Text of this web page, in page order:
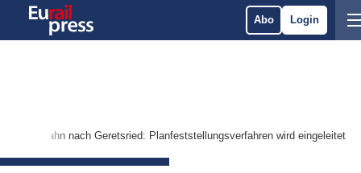
Abo Login
S-Bahn nach Geretsried: Planfeststellungsverfahren wird eingeleitet